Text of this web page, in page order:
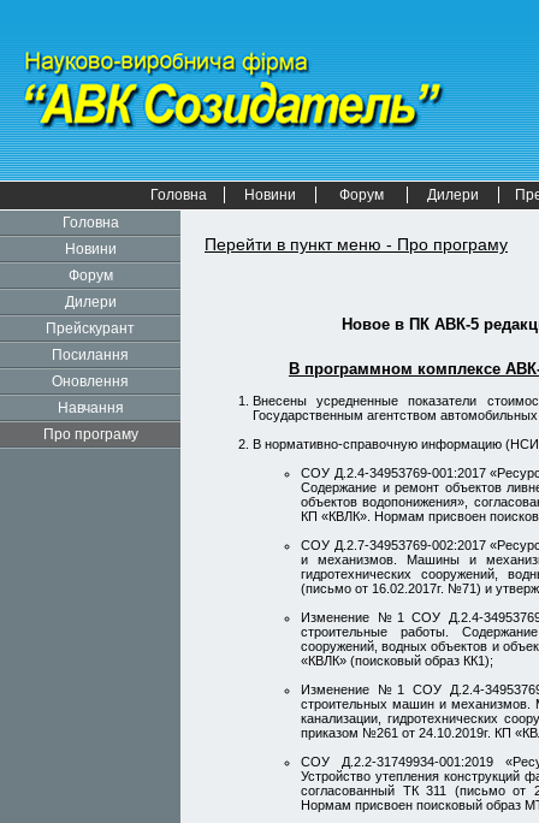
Головна Новини Форум Дилери
Головна
Новини
Форум
Дилери
Прейскурант
Посилання
Оновлення
Навчання
Про програму
Перейти в пункт меню - Про програму
Новое в ПК АВК-5
В программном комплексе
Внесены усредненные показатели
Государственным агентством
В нормативно-справочную информацию
СОУ Д.2.4-34953769-001:2017
Содержание и ремонт объектов
объектов водопонижения»,
КП «КВЛК». Нормам присвоен
СОУ Д.2.7-34953769-002:2017
и механизмов. Машины и
гидротехнических сооружений,
(письмо от 16.02.2017г. №71) и
Изменение №1 СОУ Д.2.4-
строительные работы.
сооружений, водных объектов и
«КВЛК» (поисковый образ КК1);
Изменение №1 СОУ Д.2.4-
строительных машин и
канализации, гидротехнических
приказом №261 от 24.10.2019г. КП
СОУ Д.2.2-31749934-001:2019
Устройство утепления конструкций
согласованный ТК 311 (письмо
Нормам присвоен поисковый образ